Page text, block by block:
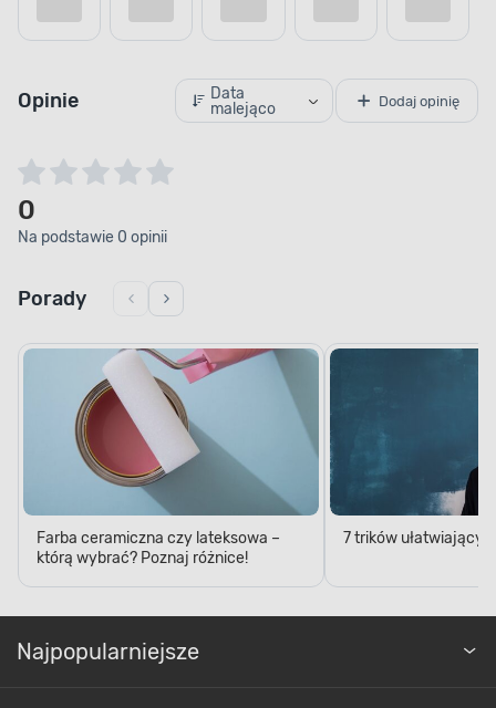
Opinie
Data
malejąco
Dodaj opinię
0
Na podstawie 0 opinii
Porady
Farba ceramiczna czy lateksowa –
którą wybrać? Poznaj różnice!
7 trików
Najpopularniejsze